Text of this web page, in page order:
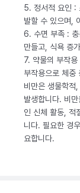
5. 정서적 요인 :
발할 수 있으며,
6. 수면 부족 : 충
만들고, 식욕 증
7. 약물의 부작
부작용으로 체중
비만은 생물학적
발생합니다. 비
인 신체 활동, 적
니다. 필요한 경
요합니다.